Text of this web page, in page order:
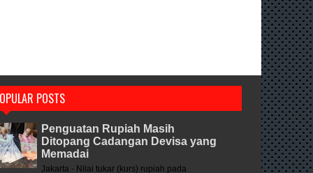
POSTS
Penguatan Rupiah Masih
Ditopang Cadangan Devisa yang
Memadai
Jakarta - Nilai tukar (kurs) rupiah pada